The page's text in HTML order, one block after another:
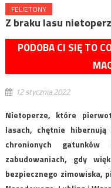
FELIETONY
Z braku lasu
PODOBA CI SIĘ TO
12 stycznia 2022
Nietoperze, które
lasach, chętnie
chronionych
zabudowaniach, gdy
bezpiecznego zimowiska,